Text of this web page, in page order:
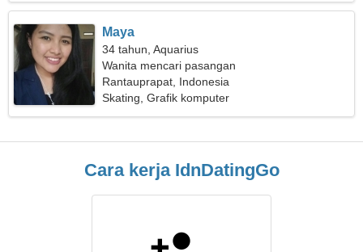
Maya
34 tahun, Aquarius
Wanita mencari pasangan
Rantauprapat, Indonesia
Skating, Grafik komputer
Cara kerja IdnDatingGo